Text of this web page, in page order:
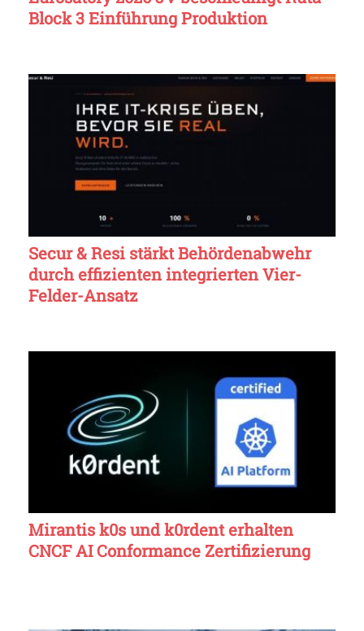
Block 3 Einführung Produktion
Secur & Resi stärkt Behördenabwehr
durch effizienten integrierten Vier-
Felder-Ansatz
Mirantis k0s und k0rdent erhalten
CNCF AI Conformance Zertifizierung